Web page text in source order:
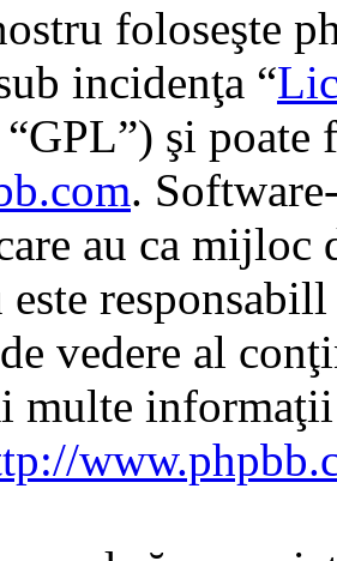
foloseşte
incidenţa “
şi poate
.
au ca mijloc
vedere al
multe